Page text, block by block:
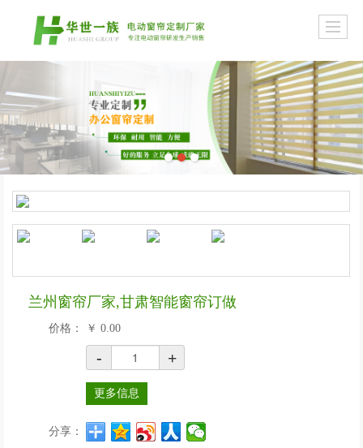
兰州窗帘厂家,甘肃智能窗帘订做
价格： ￥0.00
- +
更多信息
分享：